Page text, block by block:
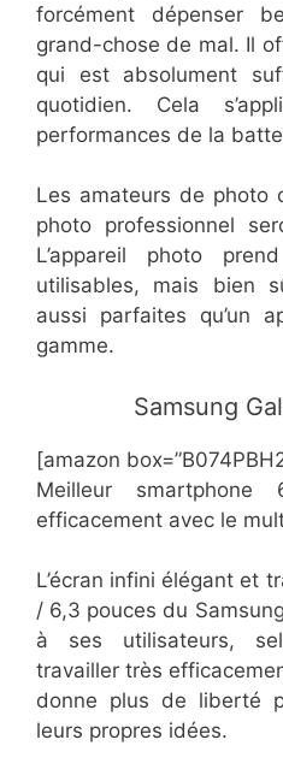
forcément dépenser
grand-chose de mal. Il
qui est absolument
quotidien. Cela
performances de la
Les amateurs de photo
photo professionnel
L’appareil photo
utilisables, mais bien
aussi parfaites qu’un
gamme.
​Samsung
[amazon
Meilleur smartphone
efficacement avec le
L’écran infini élégant et
/ 6,3 pouces du
à ses utilisateurs,
travailler très
donne plus de liberté
leurs propres idées.